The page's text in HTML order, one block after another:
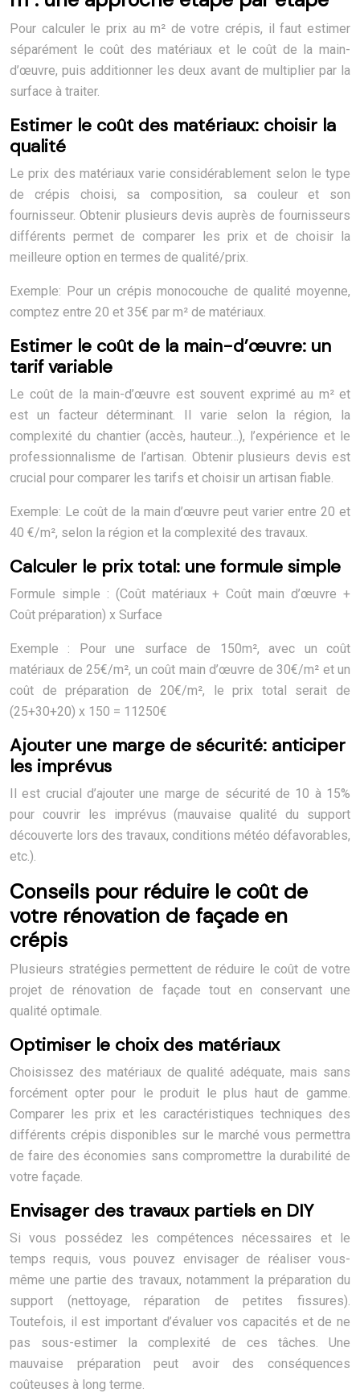
Pour calculer le prix au m² de votre crépis, il faut estimer
séparément le coût des matériaux et le coût de la main-
d’œuvre, puis additionner les deux avant de multiplier par la
surface à traiter.
Estimer le coût des matériaux: choisir la
qualité
Le prix des matériaux varie considérablement selon le type
de crépis choisi, sa composition, sa couleur et son
fournisseur. Obtenir plusieurs devis auprès de fournisseurs
différents permet de comparer les prix et de choisir la
meilleure option en termes de qualité/prix.
Exemple: Pour un crépis monocouche de qualité moyenne,
comptez entre 20 et 35€ par m² de matériaux.
Estimer le coût de la main-d’œuvre: un
tarif variable
Le coût de la main-d’œuvre est souvent exprimé au m² et
est un facteur déterminant. Il varie selon la région, la
complexité du chantier (accès, hauteur…), l’expérience et le
professionnalisme de l’artisan. Obtenir plusieurs devis est
crucial pour comparer les tarifs et choisir un artisan fiable.
Exemple: Le coût de la main d’œuvre peut varier entre 20 et
40 €/m², selon la région et la complexité des travaux.
Calculer le prix total: une formule simple
Formule simple : (Coût matériaux + Coût main d’œuvre +
Coût préparation) x Surface
Exemple : Pour une surface de 150m², avec un coût
matériaux de 25€/m², un coût main d’œuvre de 30€/m² et un
coût de préparation de 20€/m², le prix total serait de
(25+30+20) x 150 = 11250€
Ajouter une marge de sécurité: anticiper
les imprévus
Il est crucial d’ajouter une marge de sécurité de 10 à 15%
pour couvrir les imprévus (mauvaise qualité du support
découverte lors des travaux, conditions météo défavorables,
etc.).
Conseils pour réduire le coût de
votre rénovation de façade en
crépis
Plusieurs stratégies permettent de réduire le coût de votre
projet de rénovation de façade tout en conservant une
qualité optimale.
Optimiser le choix des matériaux
Choisissez des matériaux de qualité adéquate, mais sans
forcément opter pour le produit le plus haut de gamme.
Comparer les prix et les caractéristiques techniques des
différents crépis disponibles sur le marché vous permettra
de faire des économies sans compromettre la durabilité de
votre façade.
Envisager des travaux partiels en DIY
Si vous possédez les compétences nécessaires et le
temps requis, vous pouvez envisager de réaliser vous-
même une partie des travaux, notamment la préparation du
support (nettoyage, réparation de petites fissures).
Toutefois, il est important d’évaluer vos capacités et de ne
pas sous-estimer la complexité de ces tâches. Une
mauvaise préparation peut avoir des conséquences
coûteuses à long terme.